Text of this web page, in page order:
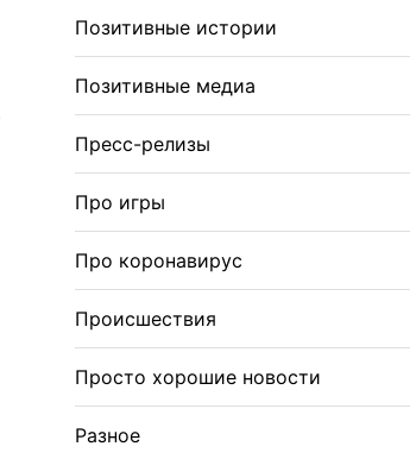
Позитивные истории
Позитивные медиа
Пресс-релизы
Про игры
Про коронавирус
Происшествия
Просто хорошие новости
Разное